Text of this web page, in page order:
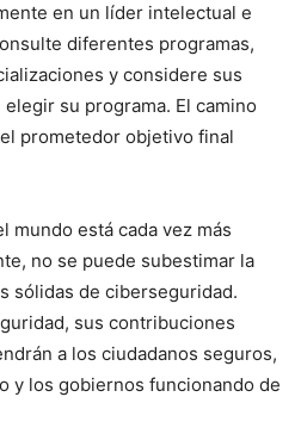
en un líder⁣ intelectual e
diferentes‍ programas,⁢
y considere⁤ sus​
su programa. ​El camino⁤
prometedor objetivo final
mundo está cada vez más
no se puede subestimar la
sólidas⁢ de ciberseguridad.
sus contribuciones
a ⁤los ciudadanos seguros,
y los gobiernos funcionando ‍de